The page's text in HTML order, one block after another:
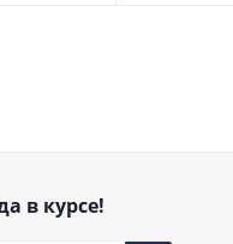
в курсе!